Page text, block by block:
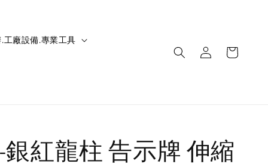
工廠設備.專業工具
銀紅龍柱 告示牌 伸縮